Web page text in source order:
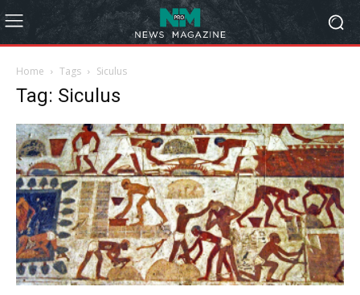
Home Tags Siculus
Tag: Siculus